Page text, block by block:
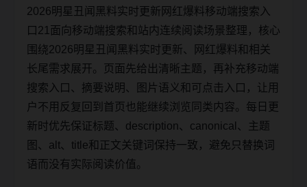
2026明星丑闻黑料实时更新网红爆料移动端搜索入
口21面向移动端搜索和站内连续阅读场景整理，核心
围绕2026明星丑闻黑料实时更新、网红爆料和相关
长尾需求展开。页面先给出清晰主题，再补充移动端
搜索入口、摘要说明、图片语义和可点击入口，让用
户不用反复回到首页也能继续浏览同类内容。每日更
新时优先保证标题、description、canonical、主题
图、alt、title和正文关键词保持一致，避免只替换词
语而没有实际阅读价值。